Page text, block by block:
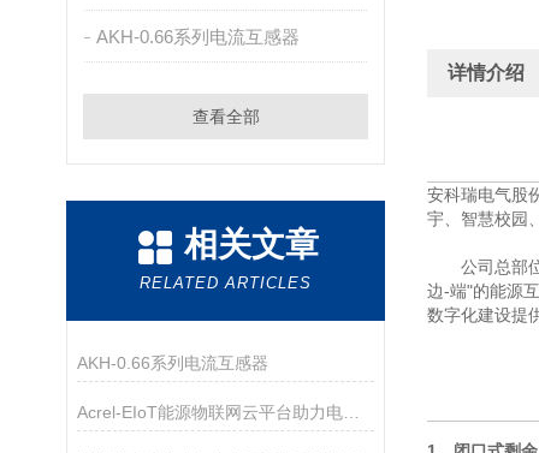
AKH-0.66系列电流互感器
查看全部
相关文章
RELATED ARTICLES
AKH-0.66系列电流互感器
Acrel-EIoT能源物联网云平台助力电力物联网数据服务
详情介绍
安科瑞电气股
宇、智慧校园
公司总部位
边-端"的能源
数字化建设提